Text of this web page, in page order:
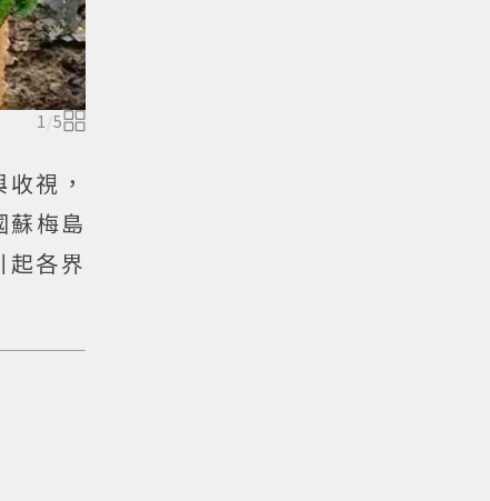
1 /5
視，
蘇梅島
起各界